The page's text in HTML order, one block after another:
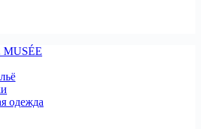
одежда